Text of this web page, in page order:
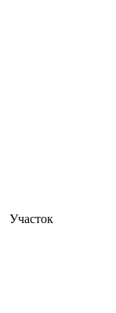
Участок